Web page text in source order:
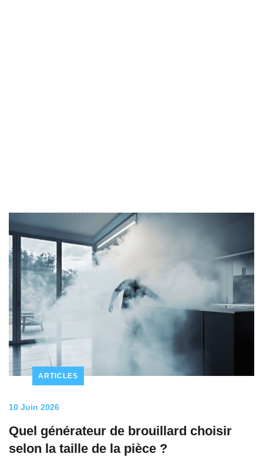
ARTICLES
10 Juin 2026
Quel générateur de brouillard choisir
selon la taille de la pièce ?